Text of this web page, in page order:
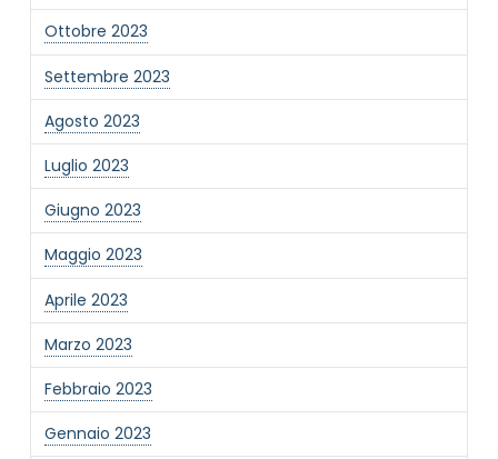
Ottobre 2023
Settembre 2023
Agosto 2023
Luglio 2023
Giugno 2023
Maggio 2023
Aprile 2023
Marzo 2023
Febbraio 2023
Gennaio 2023